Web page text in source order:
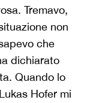
Tremavo,
non
che
dichiarato
Quando lo
Hofer mi